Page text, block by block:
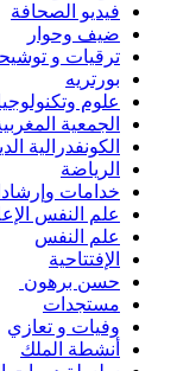
فيديو الصحافة
ضيف وحوار
ترقيات و
بورتريه
علوم
الجمعية
الكونفدرالية
الرياضة
خدامات
علم النفس
علم النفس
الإفتتاحية
حسن برهون
مستجدات
وفيات و تعازي
أنشطة الملك